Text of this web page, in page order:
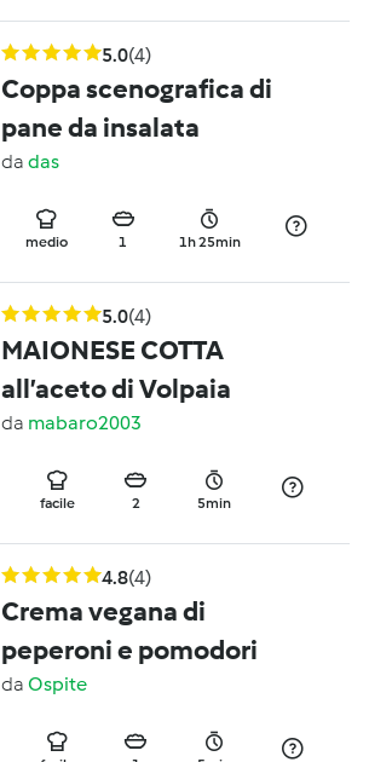
5.0(4)
Coppa scenografica di
pane da insalata
da das
medio 1 1h 25min
5.0(4)
MAIONESE COTTA
all’aceto di Volpaia
da mabaro2003
facile 2 5min
4.8(4)
Crema vegana di
peperoni e pomodori
da Ospite